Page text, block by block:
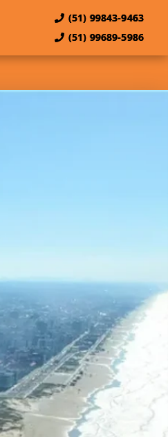
(51) 99843-9463
(51) 99689-5986